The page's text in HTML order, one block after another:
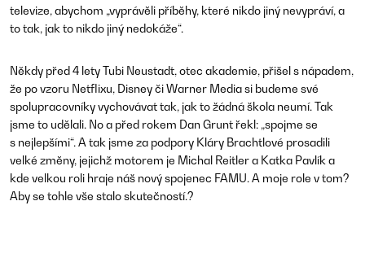
televize, abychom „vyprávěli příběhy, které nikdo jiný nevypráví, a
to tak, jak to nikdo jiný nedokáže“.
Někdy před 4 lety Tubi Neustadt, otec akademie, přišel s nápadem,
že po vzoru Netflixu, Disney či Warner Media si budeme své
spolupracovníky vychovávat tak, jak to žádná škola neumí. Tak
jsme to udělali. No a před rokem Dan Grunt řekl: „spojme se
s nejlepšími“. A tak jsme za podpory Kláry Brachtlové prosadili
velké změny, jejichž motorem je Michal Reitler a Katka Pavlík a
kde velkou roli hraje náš nový spojenec FAMU. A moje role v tom?
Aby se tohle vše stalo skutečností.?